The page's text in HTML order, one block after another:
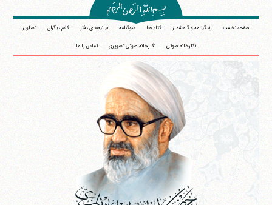
صفحه نخست زندگینامه و گاهشمار کتاب‌ها سوگنامه بیانیه‌های دفتر کلام دیگران تصاویر
نگارخانه صوتی نگارخانه صوتی تصویری تماس با ما